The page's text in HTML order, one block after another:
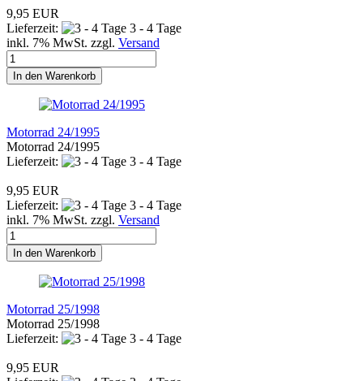
9,95 EUR
Lieferzeit:
3 - 4 Tage
inkl. 7% MwSt. zzgl. Versand
In den Warenkorb
Motorrad 24/1995
Motorrad 24/1995
Lieferzeit:
3 - 4 Tage
9,95 EUR
Lieferzeit:
3 - 4 Tage
inkl. 7% MwSt. zzgl. Versand
In den Warenkorb
Motorrad 25/1998
Motorrad 25/1998
Lieferzeit:
3 - 4 Tage
9,95 EUR